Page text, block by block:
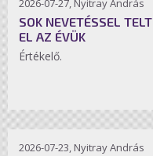
2026-07-27, Nyitray András
SOK NEVETÉSSEL TELT
EL AZ ÉVÜK
Értékelő.
2026-07-23, Nyitray András